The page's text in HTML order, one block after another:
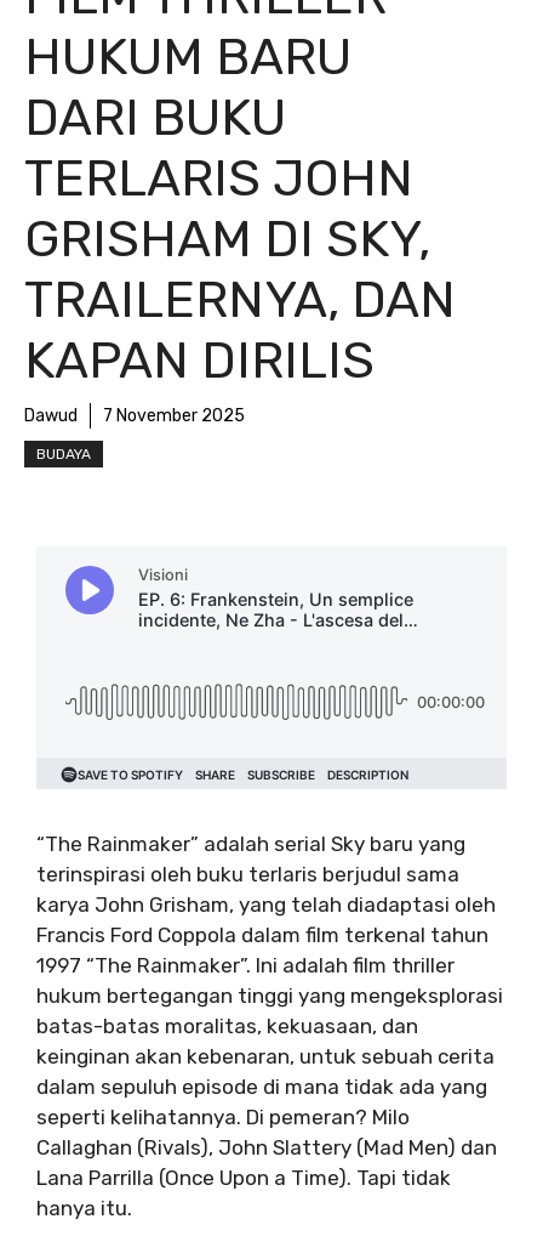
HUKUM BARU
DARI BUKU
TERLARIS JOHN
GRISHAM DI SKY,
TRAILERNYA, DAN
KAPAN DIRILIS
Dawud 7 November 2025
BUDAYA
“The Rainmaker” adalah serial Sky baru yang
terinspirasi oleh buku terlaris berjudul sama
karya John Grisham, yang telah diadaptasi oleh
Francis Ford Coppola dalam film terkenal tahun
1997 “The Rainmaker”. Ini adalah film thriller
hukum bertegangan tinggi yang mengeksplorasi
batas-batas moralitas, kekuasaan, dan
keinginan akan kebenaran, untuk sebuah cerita
dalam sepuluh episode di mana tidak ada yang
seperti kelihatannya. Di pemeran? Milo
Callaghan (Rivals), John Slattery (Mad Men) dan
Lana Parrilla (Once Upon a Time). Tapi tidak
hanya itu.